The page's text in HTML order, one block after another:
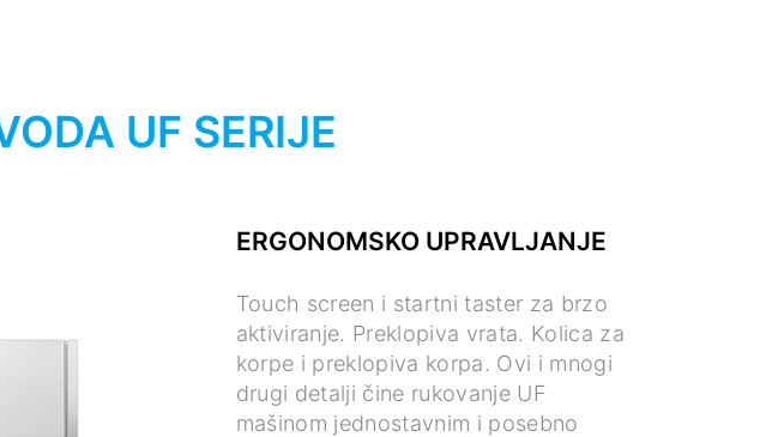
UF SERIJE
ERGONOMSKO UPRAVLJANJE
Touch screen i startni taster za brzo
aktiviranje. Preklopiva vrata. Kolica za
korpe i preklopiva korpa. Ovi i mnogi
drugi detalji čine rukovanje UF
mašinom jednostavnim i posebno